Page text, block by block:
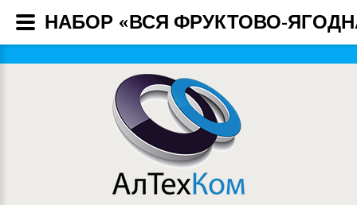
НАБОР «ВСЯ ФРУКТОВО-